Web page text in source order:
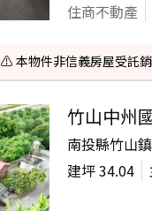
住商不動產
⚠️ 本物件非信義房屋受託
竹山中州
南投縣竹山
建坪34.04